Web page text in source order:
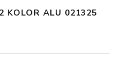
KOLOR ALU 021325